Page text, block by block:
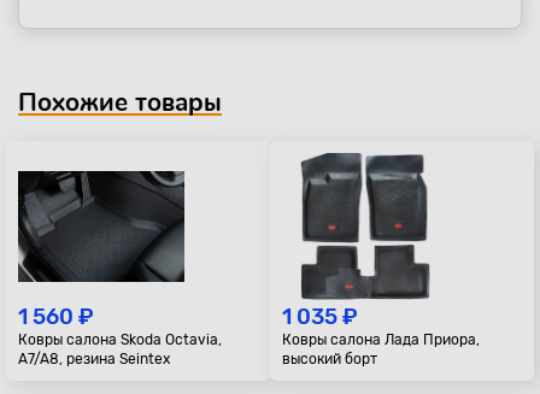
Похожие товары
1 560 ₽
Ковры салона Skoda Octavia,
A7/A8, резина Seintex
1 035 ₽
Ковры салона Лада Приора,
высокий борт